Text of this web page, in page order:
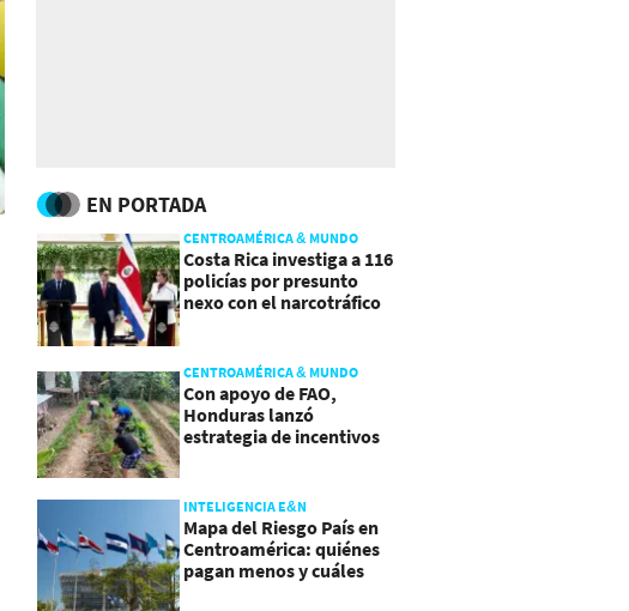
EN PORTADA
CENTROAMÉRICA & MUNDO
Costa Rica investiga a 116
policías por presunto
nexo con el narcotráfico
CENTROAMÉRICA & MUNDO
Con apoyo de FAO,
Honduras lanzó
estrategia de incentivos
INTELIGENCIA E&N
Mapa del Riesgo País en
Centroamérica: quiénes
pagan menos y cuáles